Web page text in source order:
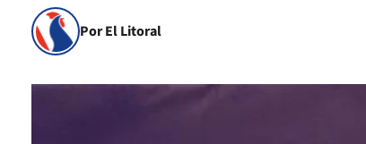
Por El Litoral